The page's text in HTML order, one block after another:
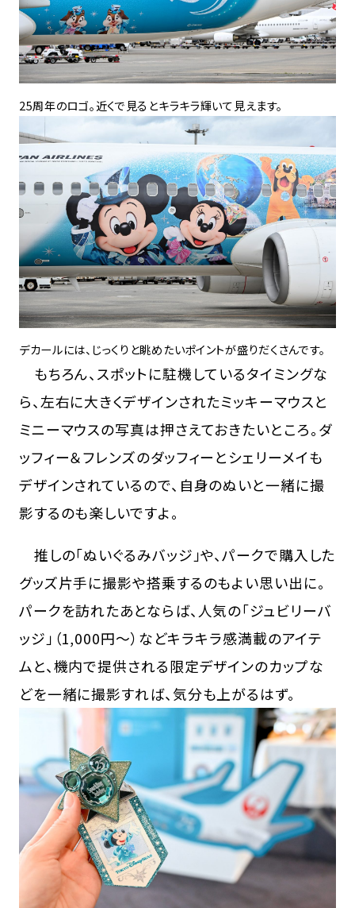
25周年のロゴ。近くで見るとキラキラ輝いて見えます。
デカールには、じっくりと眺めたいポイントが盛りだくさんです。
もちろん、スポットに駐機しているタイミングな
ら、左右に大きくデザインされたミッキーマウスと
ミニーマウスの写真は押さえておきたいところ。ダ
ッフィー＆フレンズのダッフィーとシェリーメイも
デザインされているので、自身のぬいと一緒に撮
影するのも楽しいですよ。
推しの「ぬいぐるみバッジ」や、パークで購入した
グッズ片手に撮影や搭乗するのもよい思い出に。
パークを訪れたあとならば、人気の「ジュビリーバ
ッジ」（1,000円～）などキラキラ感満載のアイテ
ムと、機内で提供される限定デザインのカップな
どを一緒に撮影すれば、気分も上がるはず。